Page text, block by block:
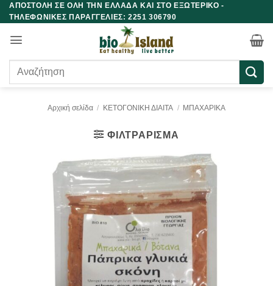
Μετάβαση
στο
περιεχόμενο
ΑΠΟΣΤΟΛΗ ΣΕ ΟΛΗ ΤΗΝ ΕΛΛΑΔΑ ΚΑΙ ΣΤΟ ΕΞΩΤΕΡΙΚΟ -
ΤΗΛΕΦΩΝΙΚΕΣ ΠΑΡΑΓΓΕΛΙΕΣ: 2251 306790
Αναζήτηση
Αρχική σελίδα / ΚΕΤΟΓΟΝΙΚΗ ΔΙΑΙΤΑ / ΜΠΑΧΑΡΙΚΑ
ΦΙΛΤΡΆΡΙΣΜΑ